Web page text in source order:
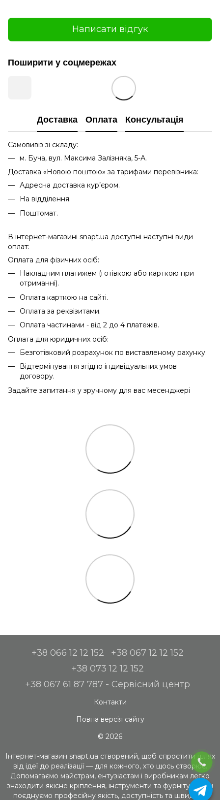
Написати відгук
Поширити у соцмережах
Доставка Оплата Консультація
Самовивіз зі складу:
м. Буча, вул. Максима Залізняка, 5-А.
Доставка «Новою поштою» за тарифами перевізника:
Адресна доставка кур’єром.
На відділення.
Поштомат.
В інтернет-магазині snapt.ua доступні наступні види
оплат:
Оплата для фізичних осіб:
Накладним платижем (готівкою або карткою при
отриманні).
Оплата карткою на сайті.
Оплата за реквізитами.
Оплата частинами - від 2 до 4 платежів.
Оплата для юридичних осіб:
Безготівковий розрахунок по виставленому рахунку.
Відтермінування згідно індивідуальних умов
договору.
Задайте запитання у зручному для вас месенджері
+38 066 12 12 152
+38 067 12 12 152
+38 073 12 12 152
+38 067 61 87 787 - Сервісний центр
Контакти
Повна версія сайту
© 2026
Інтернет-магазин snapt.ua створений, щоб спростити шлях
від ідеї до реалізації — для кожного, хто щось створює.
Допомагаємо майстрам, ентузіастам і виробникам легко
знаходити якісне кріплення, інструменти та фурнітуру. Ми
поєднуємо професійну якість, доступність та швидкий